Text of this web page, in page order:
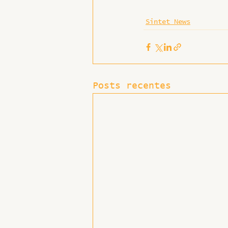
Hospitais e Saúde Pública
Sintet News
Posts recentes